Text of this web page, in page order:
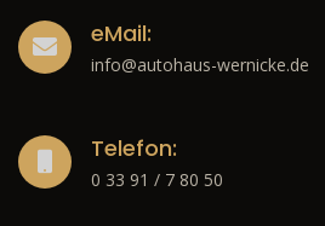
eMail:
info@autohaus-wernicke.de
Telefon:
0 33 91 / 7 80 50